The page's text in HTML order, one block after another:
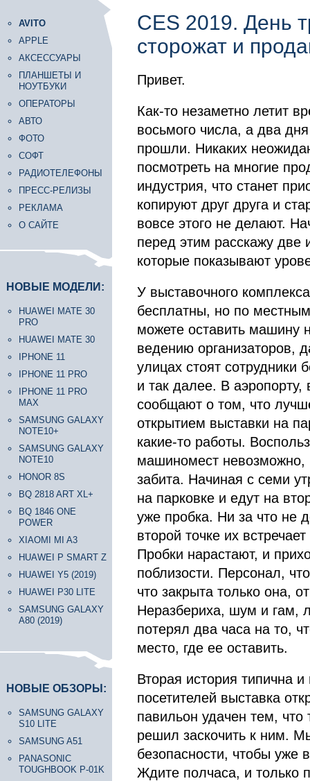
AVITO
APPLE
АКСЕССУАРЫ
ПЛАНШЕТЫ И
НОУТБУКИ
ОПЕРАТОРЫ
АВТО
ФОТО
СОФТ
РАДИОТЕЛЕФОНЫ
ПРЕСС-РЕЛИЗЫ
РЕКЛАМА
О САЙТЕ
НОВЫЕ МОДЕЛИ:
HUAWEI MATE 30
PRO
HUAWEI MATE 30
IPHONE 11
IPHONE 11 PRO
IPHONE 11 PRO
MAX
SAMSUNG GALAXY
NOTE10+
SAMSUNG GALAXY
NOTE10
HONOR 8S
BQ 2818 ART XL+
BQ 1846 ONE
POWER
XIAOMI MI A3
HUAWEI P SMART Z
HUAWEI Y5 (2019)
HUAWEI P30 LITE
SAMSUNG GALAXY
A80 (2019)
НОВЫЕ ОБЗОРЫ:
SAMSUNG GALAXY
S10 LITE
SAMSUNG A51
PANASONIC
TOUGHBOOK P-01K
CES 2019. День
сторожат и
Привет.
Как-то незаметно летит
восьмого числа, а два
прошли. Никаких
посмотреть на многие
индустрия, что станет
копируют друг друга и
вовсе этого не делают.
перед этим расскажу две
которые показывают
У выставочного
бесплатны, но по
можете оставить машину
ведению организаторов,
улицах стоят сотрудники
и так далее. В
сообщают о том, что
открытием выставки на
какие-то работы.
машиномест
забита. Начиная с семи
на парковке и едут на
уже пробка. Ни за что не
второй точке их
Пробки нарастают, и
поблизости. Персонал,
что закрыта только она,
Неразбериха, шум и гам,
потерял два часа на то,
место, где ее оставить.
Вторая история типична
посетителей выставка
павильон удачен тем,
решил заскочить к ним.
безопасности, чтобы уже
Ждите полчаса, и только